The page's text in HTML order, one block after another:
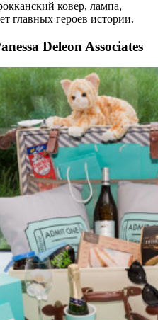
ковер, лампа,
главных героев истории.
Deleon Associates